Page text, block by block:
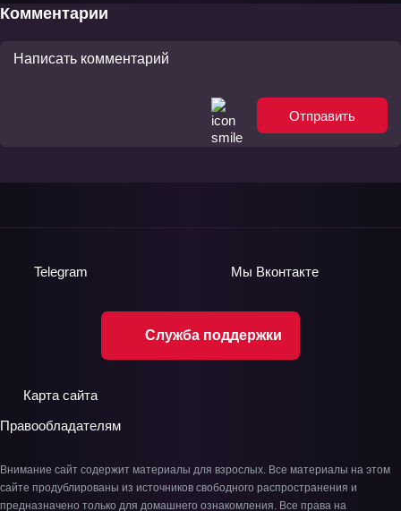
Комментарии
Отправить
Служба поддержки
Telegram Мы Вконтакте
Карта сайта
Правообладателям
Внимание сайт содержит материалы для взрослых. Все материалы на этом
сайте продублированы из источников свободного распространения и
предназначено только для домашнего ознакомления. Все права на